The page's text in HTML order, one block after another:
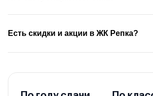
Есть скидки и акции в ЖК Репка?